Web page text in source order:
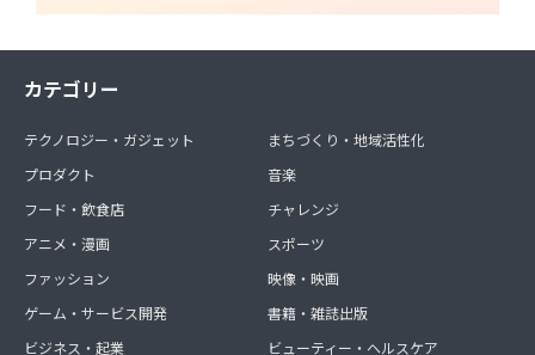
カテゴリー
テクノロジー・ガジェット
プロダクト
フード・飲食店
アニメ・漫画
ファッション
ゲーム・サービス開発
ビジネス・起業
まちづくり・地域活性化
音楽
チャレンジ
スポーツ
映像・映画
書籍・雑誌出版
ビューティー・ヘルスケア